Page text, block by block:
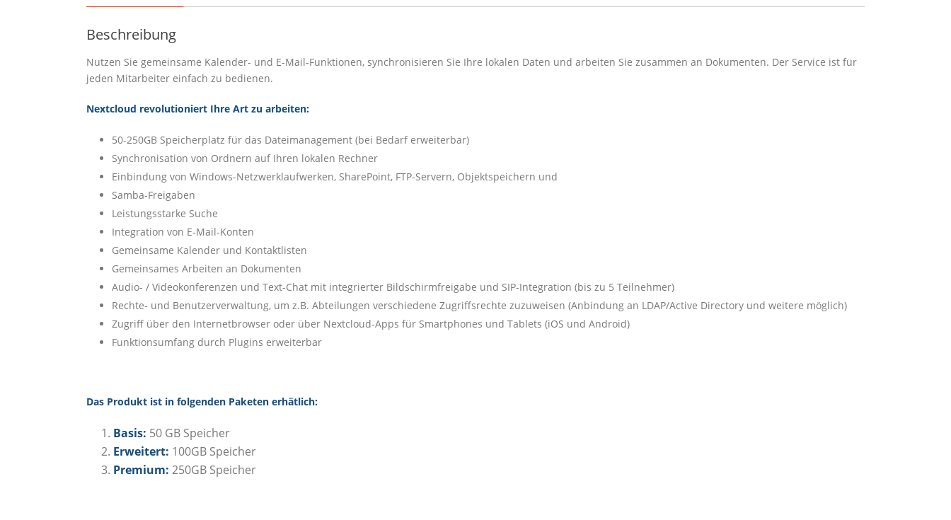
Beschreibung
Nutzen Sie gemeinsame Kalender- und E-Mail-Funktionen, synchronisieren Sie Ihre lokalen Daten und arbeiten Sie zusammen an Dokumenten. Der Service ist für
jeden Mitarbeiter einfach zu bedienen.
Nextcloud revolutioniert Ihre Art zu arbeiten:
50-250GB Speicherplatz für das Dateimanagement (bei Bedarf erweiterbar)
Synchronisation von Ordnern auf Ihren lokalen Rechner
Einbindung von Windows-Netzwerklaufwerken, SharePoint, FTP-Servern, Objektspeichern und
Samba-Freigaben
Leistungsstarke Suche
Integration von E-Mail-Konten
Gemeinsame Kalender und Kontaktlisten
Gemeinsames Arbeiten an Dokumenten
Audio- / Videokonferenzen und Text-Chat mit integrierter Bildschirmfreigabe und SIP-Integration (bis zu 5 Teilnehmer)
Rechte- und Benutzerverwaltung, um z.B. Abteilungen verschiedene Zugriffsrechte zuzuweisen (Anbindung an LDAP/Active Directory und weitere möglich)
Zugriff über den Internetbrowser oder über Nextcloud-Apps für Smartphones und Tablets (iOS und Android)
Funktionsumfang durch Plugins erweiterbar
Das Produkt ist in folgenden Paketen erhätlich:
Basis: 50 GB Speicher
Erweitert: 100GB Speicher
Premium: 250GB Speicher